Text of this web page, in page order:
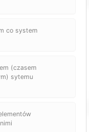
co system
(czasem
sytemu